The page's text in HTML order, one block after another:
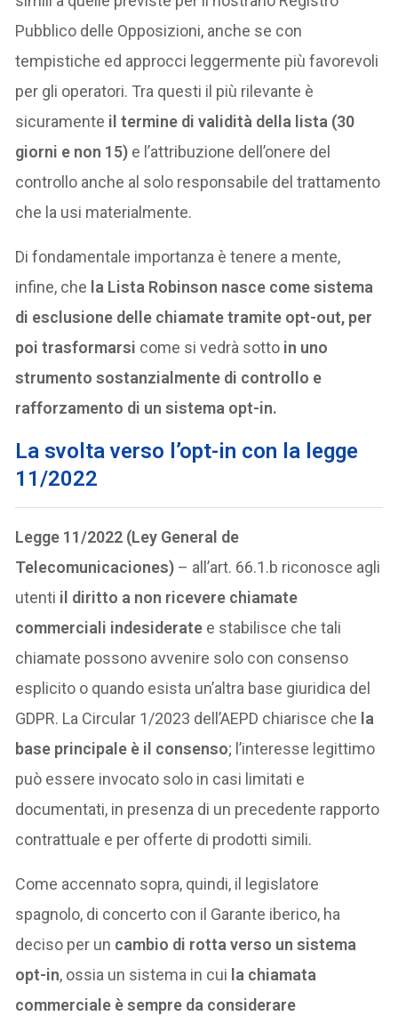
Pubblico delle Opposizioni, anche se con
tempistiche ed approcci leggermente più favorevoli
per gli operatori. Tra questi il più rilevante è
sicuramente il termine di validità della lista (30
giorni e non 15) e l’attribuzione dell’onere del
controllo anche al solo responsabile del trattamento
che la usi materialmente.
Di fondamentale importanza è tenere a mente,
infine, che la Lista Robinson nasce come sistema
di esclusione delle chiamate tramite opt-out, per
poi trasformarsi come si vedrà sotto in uno
strumento sostanzialmente di controllo e
rafforzamento di un sistema opt-in.
La svolta verso l’opt-in con la legge
11/2022
Legge 11/2022 (Ley General de
Telecomunicaciones) – all’art. 66.1.b riconosce agli
utenti il diritto a non ricevere chiamate
commerciali indesiderate e stabilisce che tali
chiamate possono avvenire solo con consenso
esplicito o quando esista un’altra base giuridica del
GDPR. La Circular 1/2023 dell’AEPD chiarisce che la
base principale è il consenso; l’interesse legittimo
può essere invocato solo in casi limitati e
documentati, in presenza di un precedente rapporto
contrattuale e per offerte di prodotti simili.
Come accennato sopra, quindi, il legislatore
spagnolo, di concerto con il Garante iberico, ha
deciso per un cambio di rotta verso un sistema
opt-in, ossia un sistema in cui la chiamata
commerciale è sempre da considerare